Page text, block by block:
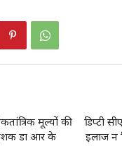
मूल्यों की
डा आर के
डिप्टी
इलाज न